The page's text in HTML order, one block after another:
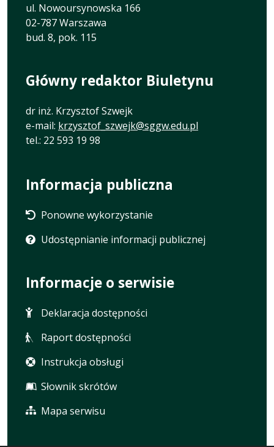
ul. Nowoursynowska 166
02-787 Warszawa
bud. 8, pok. 115
Główny redaktor Biuletynu
dr inż. Krzysztof Szwejk
e-mail: krzysztof_szwejk@sggw.edu.pl
tel.: 22 593 19 98
Informacja publiczna
Ponowne wykorzystanie
Udostępnianie informacji publicznej
Informacje o serwisie
Deklaracja dostępności
Raport dostępności
Instrukcja obsługi
Słownik skrótów
Mapa serwisu